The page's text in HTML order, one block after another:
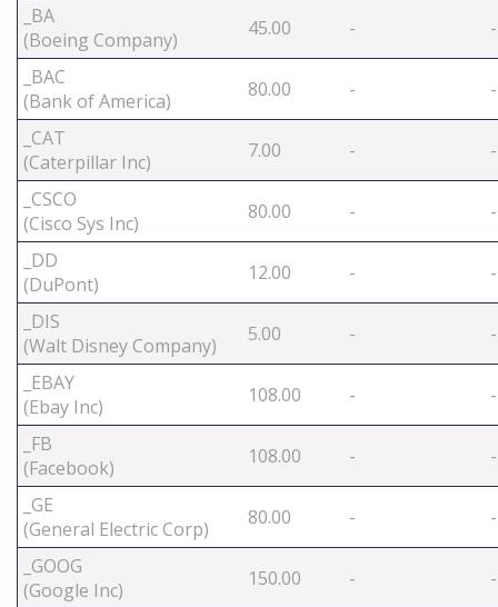
_BA
(Boeing Company)
45.00 -
-
_BAC
(Bank of America)
80.00 -
-
_CAT
(Caterpillar Inc)
7.00 -
-
_CSCO
(Cisco Sys Inc)
80.00 -
-
_DD
(DuPont)
12.00 -
-
_DIS
(Walt Disney Company)
5.00 -
-
_EBAY
(Ebay Inc)
108.00 -
-
_FB
(Facebook)
108.00 -
-
_GE
(General Electric Corp)
80.00 -
-
_GOOG
(Google Inc)
150.00 -
-